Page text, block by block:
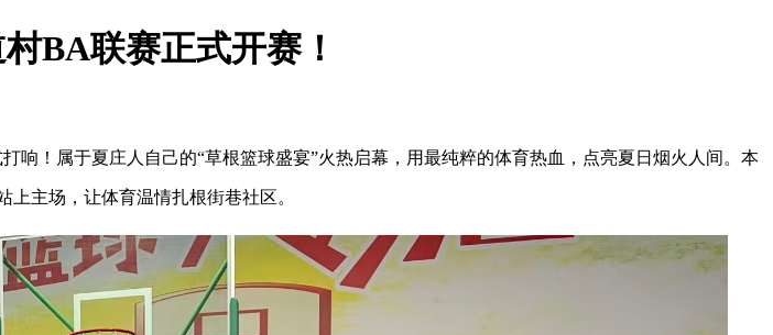
BA联赛正式开赛！
响！属于夏庄人自己的“草根篮球盛宴”火热启幕，用最纯粹的体育热血，点亮夏日烟火人间。本
主场，让体育温情扎根街巷社区。